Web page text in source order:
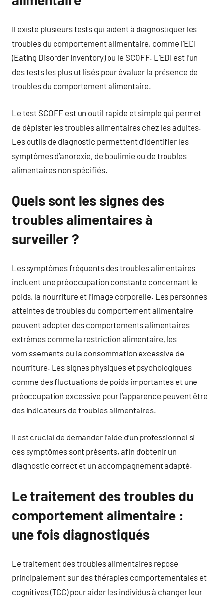
Il existe plusieurs tests qui aident à diagnostiquer les
troubles du comportement alimentaire, comme l’EDI
(Eating Disorder Inventory) ou le SCOFF. L’EDI est l’un
des tests les plus utilisés pour évaluer la présence de
troubles du comportement alimentaire.
Le test SCOFF est un outil rapide et simple qui permet
de dépister les troubles alimentaires chez les adultes.
Les outils de diagnostic permettent d’identifier les
symptômes d’anorexie, de boulimie ou de troubles
alimentaires non spécifiés.
Quels sont les signes des
troubles alimentaires à
surveiller ?
Les symptômes fréquents des troubles alimentaires
incluent une préoccupation constante concernant le
poids, la nourriture et l’image corporelle. Les personnes
atteintes de troubles du comportement alimentaire
peuvent adopter des comportements alimentaires
extrêmes comme la restriction alimentaire, les
vomissements ou la consommation excessive de
nourriture. Les signes physiques et psychologiques
comme des fluctuations de poids importantes et une
préoccupation excessive pour l’apparence peuvent être
des indicateurs de troubles alimentaires.
Il est crucial de demander l’aide d’un professionnel si
ces symptômes sont présents, afin d’obtenir un
diagnostic correct et un accompagnement adapté.
Le traitement des troubles du
comportement alimentaire :
une fois diagnostiqués
Le traitement des troubles alimentaires repose
principalement sur des thérapies comportementales et
cognitives (TCC) pour aider les individus à changer leur